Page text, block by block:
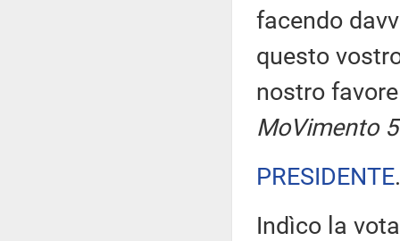
facendo
questo
nostro
MoVimento
PRESIDENTE
Indìco la